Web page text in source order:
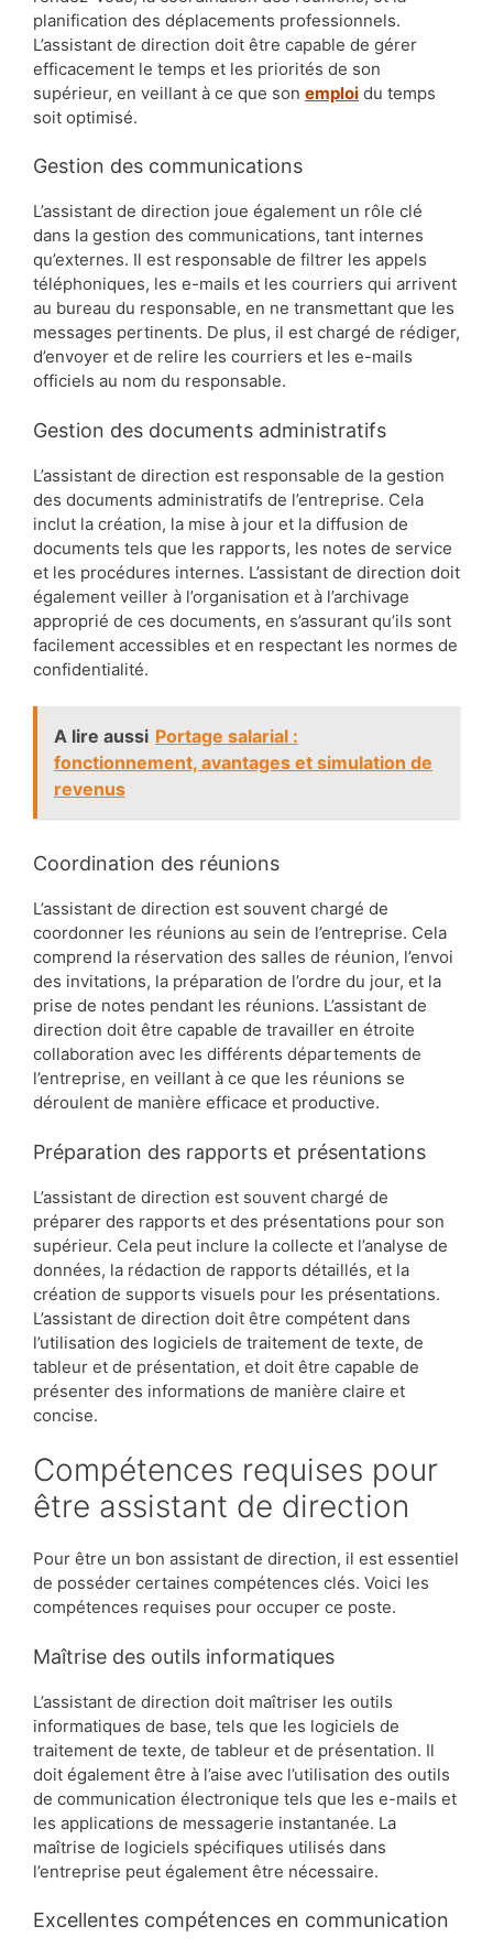
planification des déplacements professionnels.
L’assistant de direction doit être capable de gérer
efficacement le temps et les priorités de son
supérieur, en veillant à ce que son emploi du temps
soit optimisé.
Gestion des communications
L’assistant de direction joue également un rôle clé
dans la gestion des communications, tant internes
qu’externes. Il est responsable de filtrer les appels
téléphoniques, les e-mails et les courriers qui arrivent
au bureau du responsable, en ne transmettant que les
messages pertinents. De plus, il est chargé de rédiger,
d’envoyer et de relire les courriers et les e-mails
officiels au nom du responsable.
Gestion des documents administratifs
L’assistant de direction est responsable de la gestion
des documents administratifs de l’entreprise. Cela
inclut la création, la mise à jour et la diffusion de
documents tels que les rapports, les notes de service
et les procédures internes. L’assistant de direction doit
également veiller à l’organisation et à l’archivage
approprié de ces documents, en s’assurant qu’ils sont
facilement accessibles et en respectant les normes de
confidentialité.
A lire aussi Portage salarial :
fonctionnement, avantages et simulation de
revenus
Coordination des réunions
L’assistant de direction est souvent chargé de
coordonner les réunions au sein de l’entreprise. Cela
comprend la réservation des salles de réunion, l’envoi
des invitations, la préparation de l’ordre du jour, et la
prise de notes pendant les réunions. L’assistant de
direction doit être capable de travailler en étroite
collaboration avec les différents départements de
l’entreprise, en veillant à ce que les réunions se
déroulent de manière efficace et productive.
Préparation des rapports et présentations
L’assistant de direction est souvent chargé de
préparer des rapports et des présentations pour son
supérieur. Cela peut inclure la collecte et l’analyse de
données, la rédaction de rapports détaillés, et la
création de supports visuels pour les présentations.
L’assistant de direction doit être compétent dans
l’utilisation des logiciels de traitement de texte, de
tableur et de présentation, et doit être capable de
présenter des informations de manière claire et
concise.
Compétences requises pour
être assistant de direction
Pour être un bon assistant de direction, il est essentiel
de posséder certaines compétences clés. Voici les
compétences requises pour occuper ce poste.
Maîtrise des outils informatiques
L’assistant de direction doit maîtriser les outils
informatiques de base, tels que les logiciels de
traitement de texte, de tableur et de présentation. Il
doit également être à l’aise avec l’utilisation des outils
de communication électronique tels que les e-mails et
les applications de messagerie instantanée. La
maîtrise de logiciels spécifiques utilisés dans
l’entreprise peut également être nécessaire.
Excellentes compétences en communication